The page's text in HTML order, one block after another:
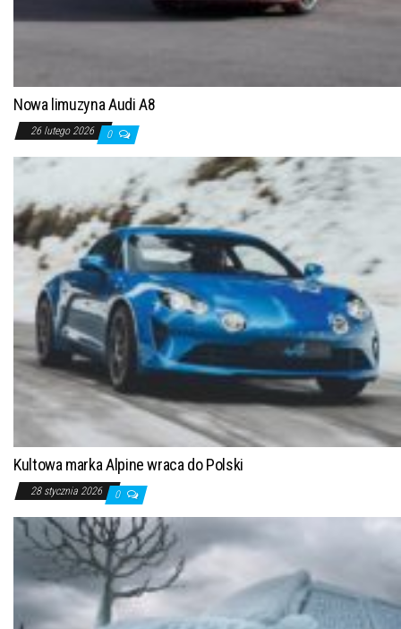
Nowa limuzyna Audi A8
26 lutego 2026 0
Kultowa marka Alpine wraca do Polski
28 stycznia 2026 0